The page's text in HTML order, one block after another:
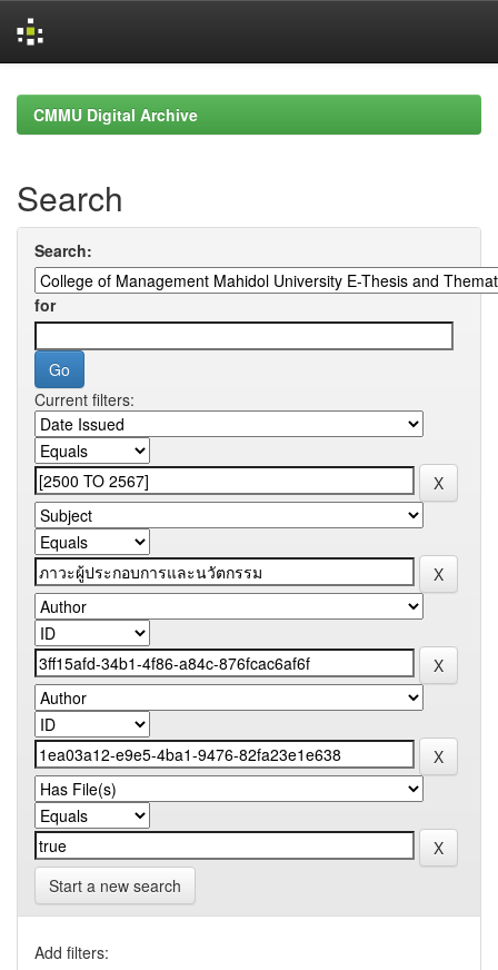
navigationCMMU Digital Archive
Search
Search:
for
Current filters:
Start a new search
Add filters: